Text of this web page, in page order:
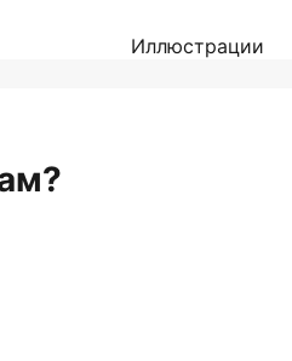
Иллюстрации